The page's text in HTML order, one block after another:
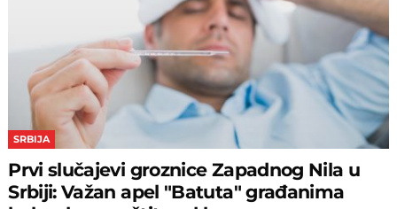
SRBIJA
Prvi slučajevi groznice Zapadnog Nila u
Srbiji: Važan apel "Batuta" građanima